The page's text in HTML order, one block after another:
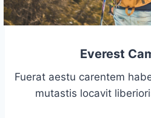
Everest
Fuerat aestu carentem
mutastis locavit